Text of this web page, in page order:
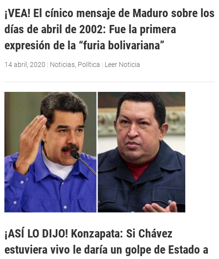
¡VEA! El cínico mensaje de Maduro sobre los
días de abril de 2002: Fue la primera
expresión de la “furia bolivariana”
14 abril, 2020 | Noticias, Política | Leer Noticia
¡ASÍ LO DIJO! Konzapata: Si Chávez
estuviera vivo le daría un golpe de Estado a